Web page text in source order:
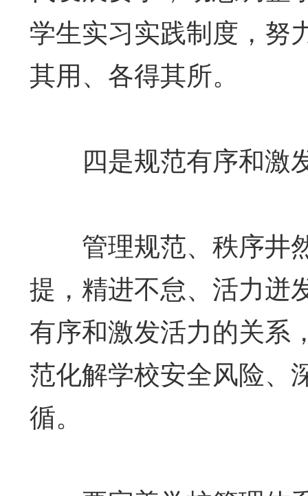
学生实习实践制度，努
其用、各得其所。
四是规范有序和激
管理规范、秩序井
提，精进不怠、活力迸
有序和激发活力的关系
范化解学校安全风险、
循。